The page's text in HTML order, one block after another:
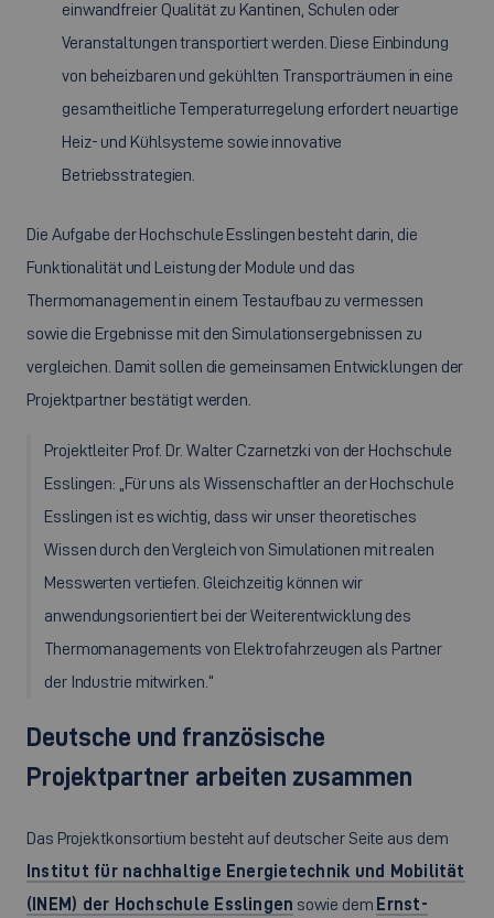
einwandfreier Qualität zu Kantinen, Schulen oder
Veranstaltungen transportiert werden. Diese Einbindung
von beheizbaren und gekühlten Transporträumen in eine
gesamtheitliche Temperaturregelung erfordert neuartige
Heiz- und Kühlsysteme sowie innovative
Betriebsstrategien.
Die Aufgabe der Hochschule Esslingen besteht darin, die
Funktionalität und Leistung der Module und das
Thermomanagement in einem Testaufbau zu vermessen
sowie die Ergebnisse mit den Simulationsergebnissen zu
vergleichen. Damit sollen die gemeinsamen Entwicklungen der
Projektpartner bestätigt werden.
Projektleiter Prof. Dr. Walter Czarnetzki von der Hochschule
Esslingen: „Für uns als Wissenschaftler an der Hochschule
Esslingen ist es wichtig, dass wir unser theoretisches
Wissen durch den Vergleich von Simulationen mit realen
Messwerten vertiefen. Gleichzeitig können wir
anwendungsorientiert bei der Weiterentwicklung des
Thermomanagements von Elektrofahrzeugen als Partner
der Industrie mitwirken.“
Deutsche und französische
Projektpartner arbeiten zusammen
Das Projektkonsortium besteht auf deutscher Seite aus dem
Institut für nachhaltige Energietechnik und Mobilität
(INEM) der Hochschule Esslingen sowie dem Ernst-